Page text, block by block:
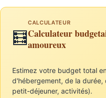
🧮
CALCULATEUR
Calculateur
amoureux
Estimez votre budget total
d'hébergement, de la durée,
petit-déjeuner, activités).